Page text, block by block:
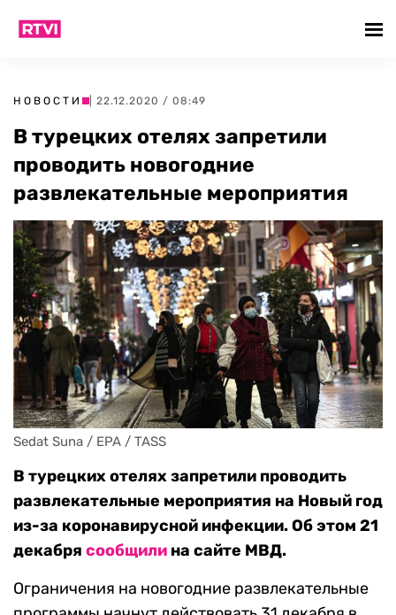
НОВОСТИ | 22.12.2020 / 08:49
В турецких отелях запретили
проводить новогодние
развлекательные мероприятия
Sedat Suna / EPA / TASS
В турецких отелях запретили проводить
развлекательные мероприятия на Новый год
из-за коронавирусной инфекции. Об этом 21
декабря сообщили на сайте МВД.
Ограничения на новогодние развлекательные